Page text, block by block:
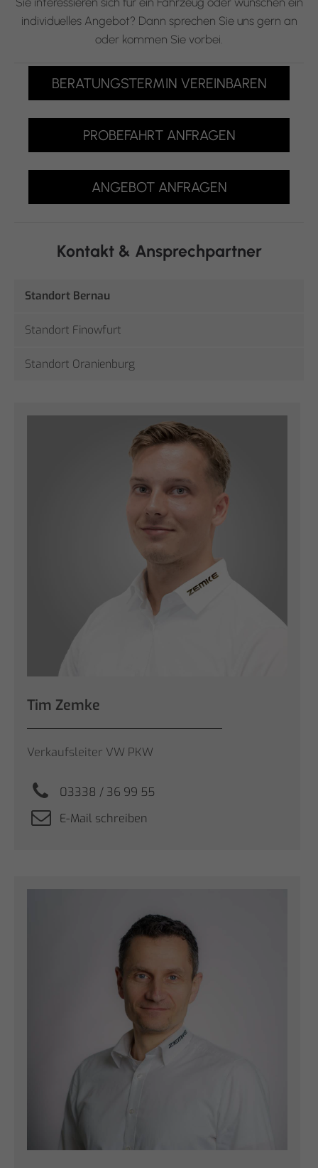
individuelles Angebot? Dann sprechen Sie uns gern an
oder kommen Sie vorbei.
BERATUNGSTERMIN VEREINBAREN
PROBEFAHRT ANFRAGEN
ANGEBOT ANFRAGEN
Kontakt & Ansprechpartner
Standort Bernau
Standort Finowfurt
Standort Oranienburg
Tim Zemke
Verkaufsleiter VW PKW
03338 / 36 99 55
E-Mail schreiben